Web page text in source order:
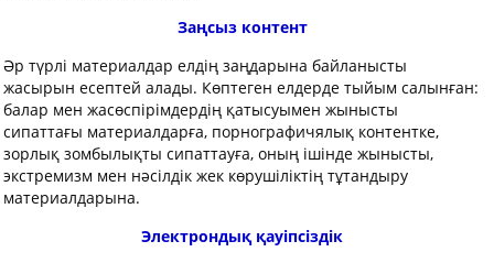
Заңсыз контент
Әр түрлi материалдар елдiң заңдарына байланысты
жасырын есептей алады. Көптеген елдерде тыйым салынған:
балар мен жасөспірімдердің қатысуымен жынысты
сипаттағы материалдарға, порнографичялық контентке,
зорлық зомбылықты сипаттауға, оның ішінде жынысты,
экстремизм мен нәсiлдiк жек көрушiлiктiң тұтандыру
материалдарына.
Электрондық қауіпсіздік